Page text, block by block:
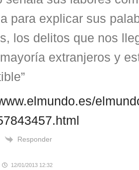
para explicar sus
los delitos que nos
extranjeros y
Responder
12/01/2013 12:32